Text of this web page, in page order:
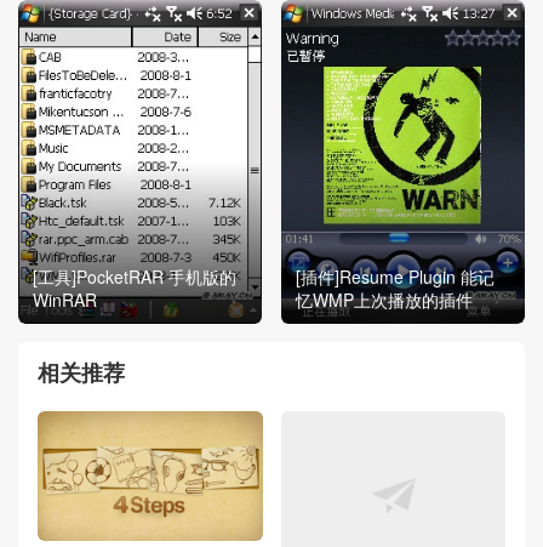
[工具]PocketRAR 手机版的
WinRAR
[插件]Resume Plugin 能记
忆WMP上次播放的插件
相关推荐